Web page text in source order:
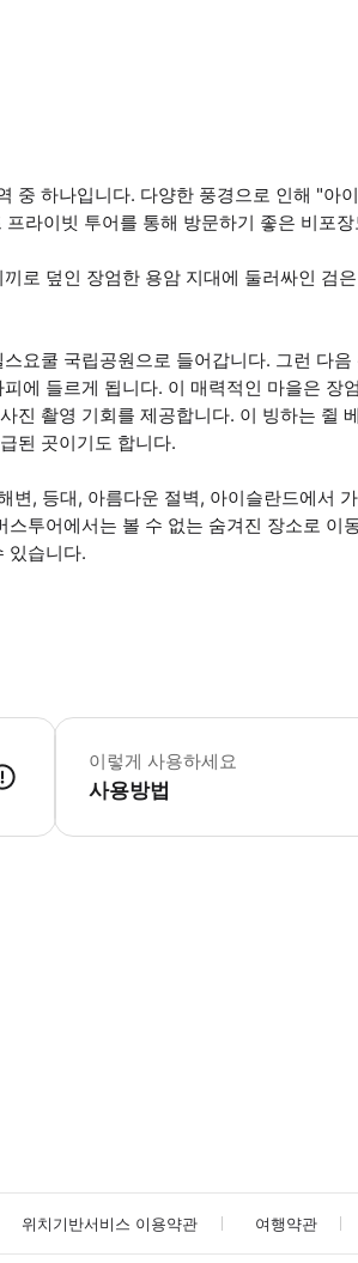
중 하나입니다. 다양한 풍경으로 인해 "아
라이빗 투어를 통해 방문하기 좋은 비포
로 덮인 장엄한 용암 지대에 둘러싸인 검
요쿨 국립공원으로 들어갑니다. 그런 다
에 들르게 됩니다. 이 매력적인 마을은 장
진 촬영 기회를 제공합니다. 이 빙하는 쥘
된 곳이기도 합니다.
변, 등대, 아름다운 절벽, 아이슬란드에서
투어에서는 볼 수 없는 숨겨진 장소로 이
있습니다.
- 편안한 정차 및 점심 휴식 시간이 제공되
이렇게 사용하세요
사용방법
위치기반서비스 이용약관 여행약관